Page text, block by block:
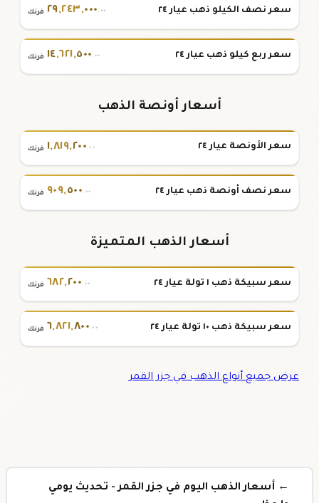
سعر نصف الكيلو ذهب عيار ٢٤ ٢٩,٢٤٣,٠٠٠.٠٠ فرنك
سعر ربع كيلو ذهب عيار ٢٤ ١٤,٦٢١,٥٠٠.٠٠ فرنك
أسعار أونصة الذهب
سعر الأونصة عيار ٢٤ ١,٨١٩,٢٠٠.٠٠ فرنك
سعر نصف أونصة ذهب عيار ٢٤ ٩٠٩,٥٠٠.٠٠ فرنك
أسعار الذهب المتميزة
سعر سبيكة ذهب ١ تولة عيار ٢٤ ٦٨٢,٢٠٠.٠٠ فرنك
سعر سبيكة ذهب ١٠ تولة عيار ٢٤ ٦,٨٢١,٨٠٠.٠٠ فرنك
عرض جميع أنواع الذهب في جزر القمر
← أسعار الذهب اليوم في جزر القمر - تحديث يومي